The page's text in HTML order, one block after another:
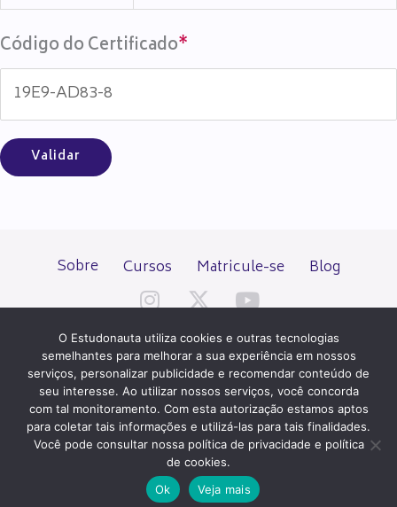
Código do Certificado*
Sobre Cursos Matricule-se Blog
Todos os direitos reservados desde 2000.
PATROCÍNIO E HOSPEDAGEM
O Estudonauta utiliza cookies e outras tecnologias
semelhantes para melhorar a sua experiência em nossos
serviços, personalizar publicidade e recomendar conteúdo de
seu interesse. Ao utilizar nossos serviços, você concorda
com tal monitoramento. Com esta autorização estamos aptos
para coletar tais informações e utilizá-las para tais finalidades.
Você pode consultar nossa política de privacidade e política
de cookies.
Ok
Veja mais